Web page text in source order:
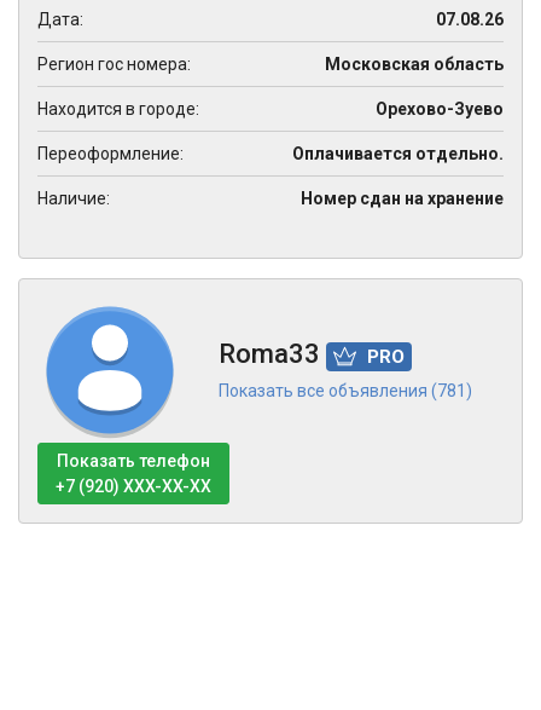
Дата: 07.08.26
Регион гос номера: Московская область
Находится в городе: Орехово-Зуево
Переоформление: Оплачивается отдельно.
Наличие: Номер сдан на хранение
Roma33 PRO
Показать все объявления (781)
Показать телефон
+7 (920) XXX-XX-XX